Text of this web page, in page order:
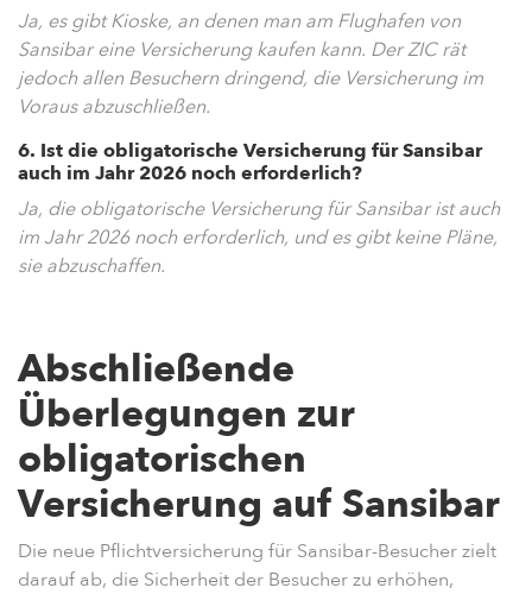
Ja, es gibt Kioske, an denen man am Flughafen von
Sansibar eine Versicherung kaufen kann. Der ZIC rät
jedoch allen Besuchern dringend, die Versicherung im
Voraus abzuschließen.
6. Ist die obligatorische Versicherung für Sansibar
auch im Jahr 2026 noch erforderlich?
Ja, die obligatorische Versicherung für Sansibar ist auch
im Jahr 2026 noch erforderlich, und es gibt keine Pläne,
sie abzuschaffen.
Abschließende
Überlegungen zur
obligatorischen
Versicherung auf Sansibar
Die neue Pflichtversicherung für Sansibar-Besucher zielt
darauf ab, die Sicherheit der Besucher zu erhöhen,